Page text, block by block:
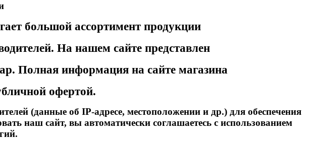
большой ассортимент продукции
На нашем сайте представлен
Полная информация на сайте магазина
офертой.
(данные об IP-адресе, местоположении и др.) для обеспечения
наш сайт, вы автоматически соглашаетесь с использованием